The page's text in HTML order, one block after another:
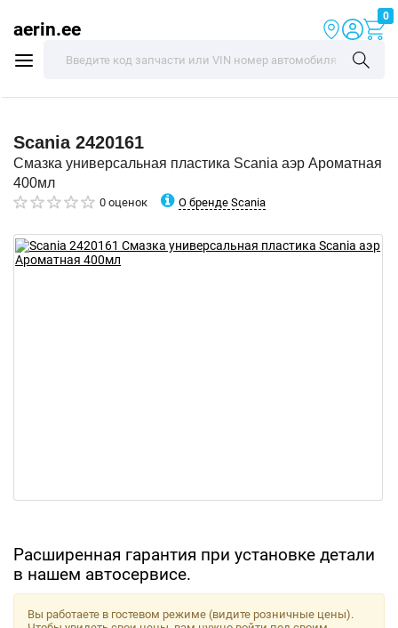
aerin.ee
0
Scania 2420161
Смазка универсальная пластика Scania аэр Ароматная
400мл
0 оценок О бренде Scania
Расширенная гарантия при установке детали
в нашем автосервисе.
Вы работаете в гостевом режиме (видите розничные цены).